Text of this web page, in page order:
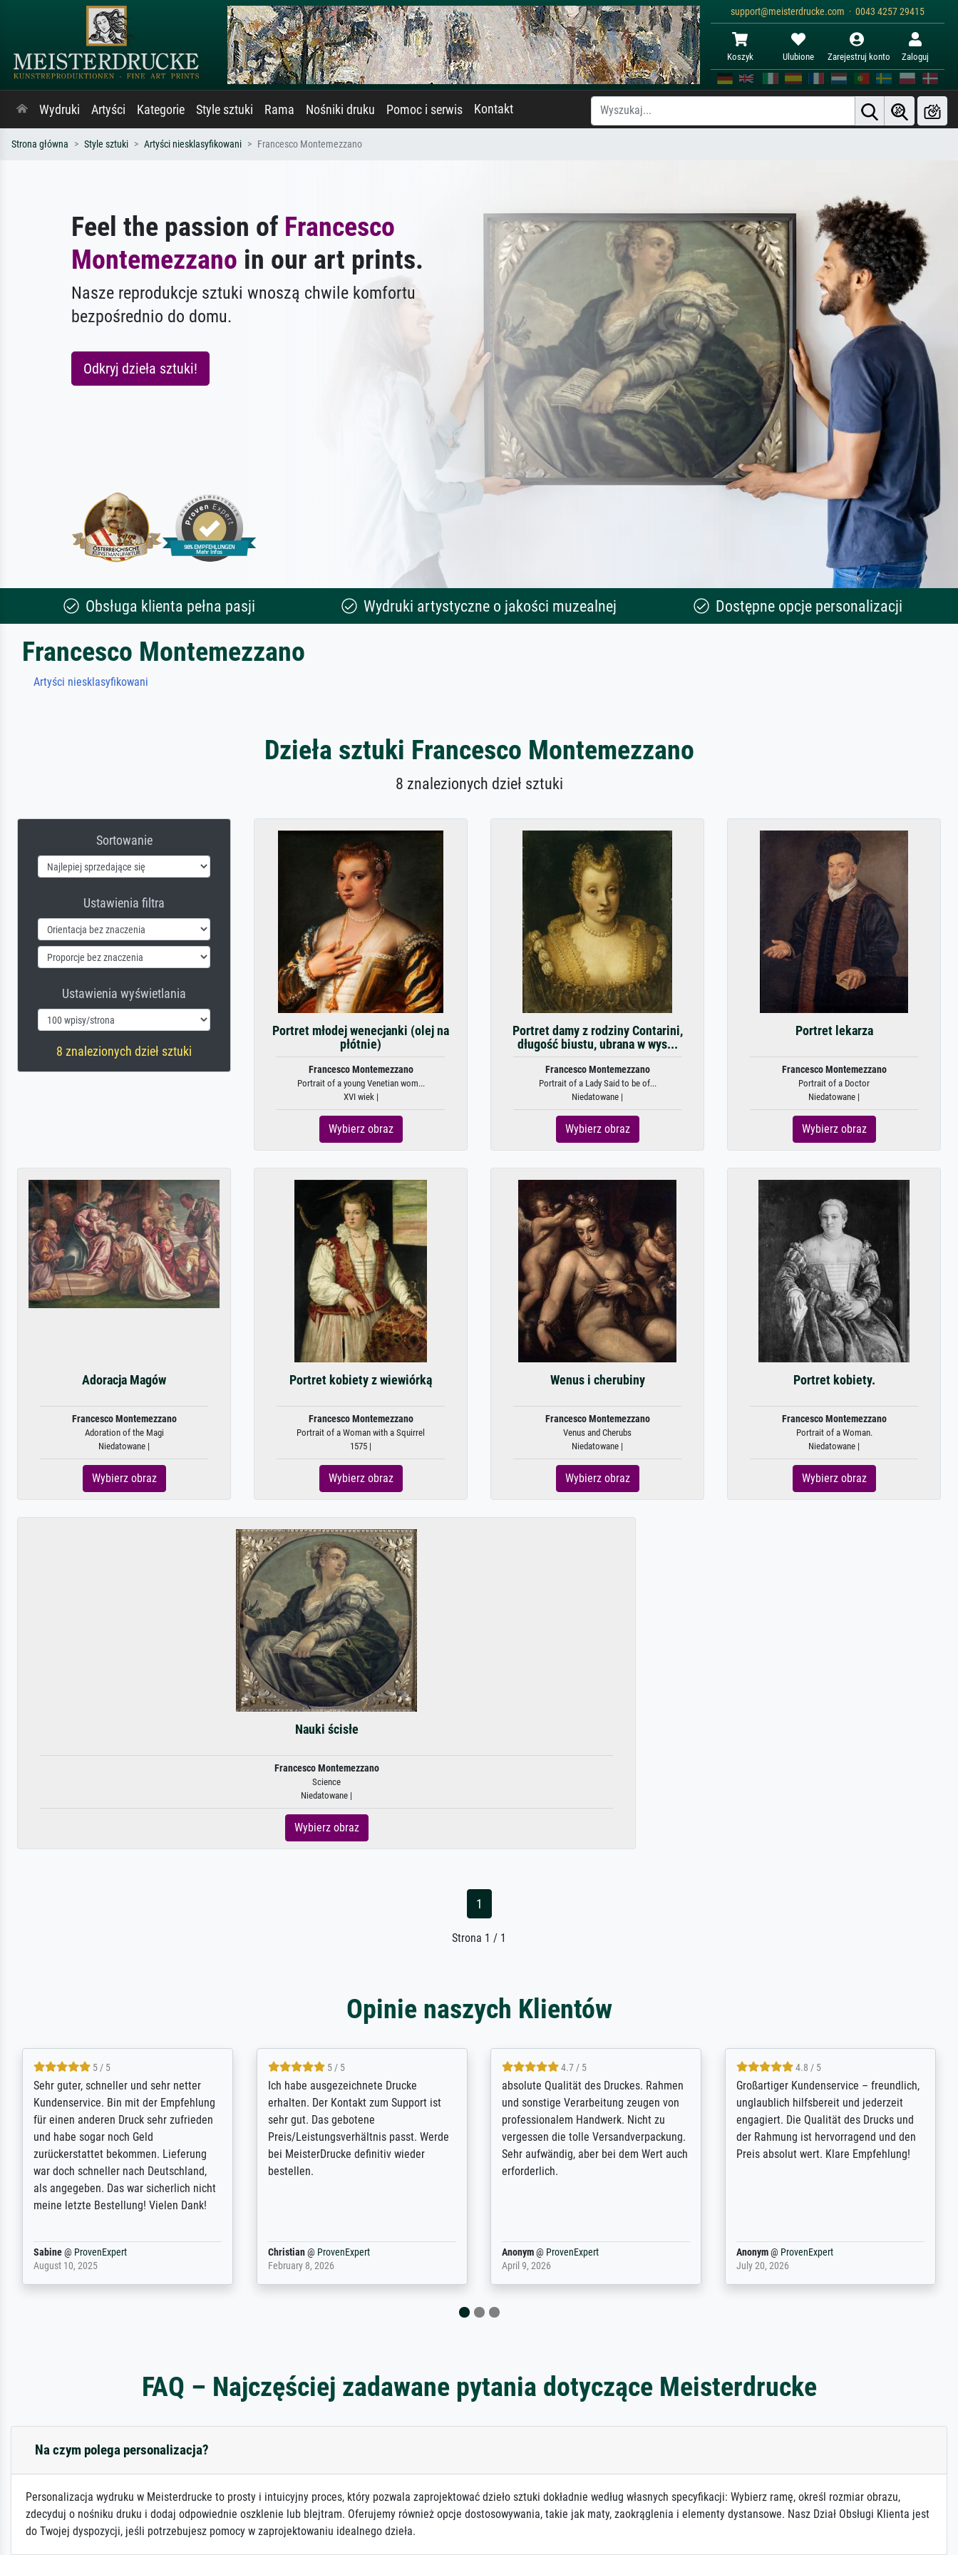
support@meisterdrucke.com · 0043 4257 29415
Koszyk Ulubione Zarejestruj konto Zaloguj
Wydruki Artyści Kategorie Style sztuki Rama Nośniki druku Pomoc i serwis Kontakt
Strona główna Style sztuki Artyści niesklasyfikowani Francesco Montemezzano
Feel the passion of Francesco
Montemezzano in our art prints.
Nasze reprodukcje sztuki wnoszą chwile komfortu
bezpośrednio do domu.
Odkryj dzieła sztuki!
Obsługa klienta pełna pasji Wydruki artystyczne o jakości muzealnej Dostępne opcje personalizacji
Francesco Montemezzano
Artyści niesklasyfikowani
Dzieła sztuki Francesco Montemezzano
8 znalezionych dzieł sztuki
Sortowanie
Ustawienia filtra
Ustawienia wyświetlania
8 znalezionych dzieł sztuki
Portret młodej wenecjanki (olej na
płótnie)
Francesco Montemezzano
Portrait of a young Venetian wom...
XVI wiek |
Wybierz obraz
Portret damy z rodziny Contarini,
długość biustu, ubrana w wys...
Francesco Montemezzano
Portrait of a Lady Said to be of...
Niedatowane |
Wybierz obraz
Portret lekarza
Francesco Montemezzano
Portrait of a Doctor
Niedatowane |
Wybierz obraz
Adoracja Magów
Francesco Montemezzano
Adoration of the Magi
Niedatowane |
Wybierz obraz
Portret kobiety z wiewiórką
Francesco Montemezzano
Portrait of a Woman with a Squirrel
1575 |
Wybierz obraz
Wenus i cherubiny
Francesco Montemezzano
Venus and Cherubs
Niedatowane |
Wybierz obraz
Portret kobiety.
Francesco Montemezzano
Portrait of a Woman.
Niedatowane |
Wybierz obraz
Nauki ścisłe
Francesco Montemezzano
Science
Niedatowane |
Wybierz obraz
1
Strona 1 / 1
Opinie naszych Klientów
4.4 / 5
Das Ergebnis sieht hervorragend aus.
Der telefonische Service hat mir
geholfen, ein paar Fragen schnell zu
klären. Rundum ist Meisterdrucke sehr
zu empfehlen. Zukünftig werde ich
bestimmt wieder darauf zurückkommen.
Bojan@ProvenExpert
November 9, 2025
5 / 5
I search the Internet and found to my
luck Meistedrucke. Excellent in all
matters - in kommunikation, service,
product and delivery, we are delighted,
thank you so much!
Margrethe@ProvenExpert
December 2, 2025
4.8 / 5
Ich bin mit meinen bestellten Bildern bei
Meisterdrucke überaus zufrieden. Eine
solche Qualität habe ich bis jetzt noch
nirgends gefunden. Jedes erhaltene Bild
macht Lust auf mehr...
Magnus@ ProvenExpert
December 12, 2025
5 / 5
Vor allem hat mich die Qualität des
Drucks begeistert! Dass man die
Möglichkeit zur Rahmenauswahl hat und
die Art der Hängung selbst bestimmen
kann hat find ich positiv.
Harald@ProvenExpert
April 9, 2025
FAQ – Najczęściej zadawane pytania dotyczące Meisterdrucke
Na czym polega personalizacja?
Personalizacja wydruku w Meisterdrucke to prosty i intuicyjny proces, który pozwala zaprojektować dzieło sztuki dokładnie według własnych specyfikacji: Wybierz ramę, określ rozmiar obrazu,
zdecyduj o nośniku druku i dodaj odpowiednie oszklenie lub blejtram. Oferujemy również opcje dostosowywania, takie jak maty, zaokrąglenia i elementy dystansowe. Nasz Dział Obsługi Klienta jest
do Twojej dyspozycji, jeśli potrzebujesz pomocy w zaprojektowaniu idealnego dzieła.